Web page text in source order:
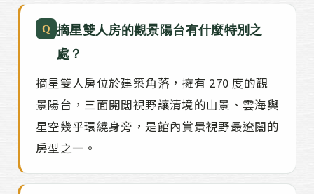
Q
摘星雙人房的觀景陽台有什麼特別之
處？
摘星雙人房位於建築角落，擁有 270 度的觀
景陽台，三面開闊視野讓清境的山景、雲海與
星空幾乎環繞身旁，是館內賞景視野最遼闊的
房型之一。